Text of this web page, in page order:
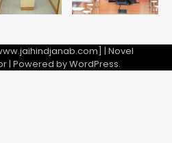
| Novel
| Powered byWordPress.